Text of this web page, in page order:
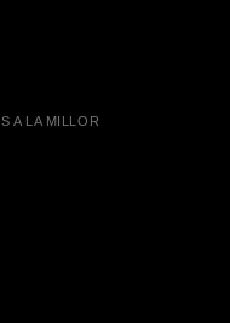
A LA MILLOR